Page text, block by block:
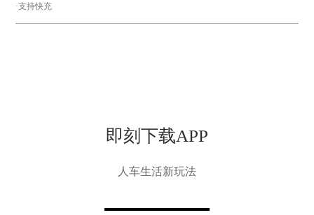
·支持快充
即刻下载APP
人车生活新玩法